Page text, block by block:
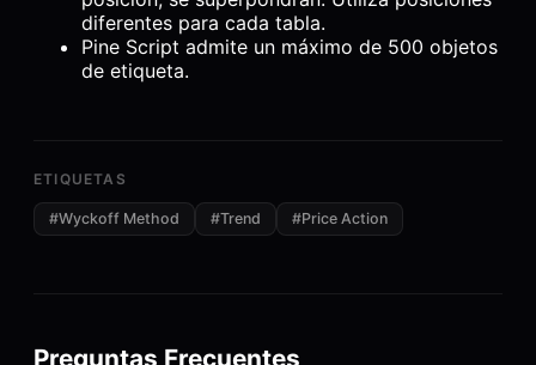
diferentes para cada tabla.
Pine Script admite un máximo de 500 objetos
de etiqueta.
ETIQUETAS
#Wyckoff Method #Trend #Price Action
Preguntas Frecuentes